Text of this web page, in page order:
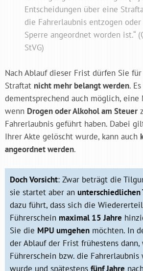
Entscheidungen über eine
die Fahrerlaubnis entzogen
Sperre angeordnet worden ist.“
StVG)
Nach Ablauf dieser Frist dürfen Sie
Straftat nicht mehr belangt werden.
dementsprechend auch möglich, eine
wenn Drogen oder Alkohol am Steuer
Fahrerlaubnis geführt haben. Dabei
Ihrer Akte gelöscht wurde, kann auch
angeordnet werden.
Doch Vorsicht: Zwar beträgt die
sie startet aber an unterschiedlichen
dazu führt, dass sich die
Führerschein maximal 15 Jahre
Sie die MPU umgehen möchten. In
der Ablauf der Frist frühestens
Führerschein bzw. die
wurde und spätestens fünf Jahre